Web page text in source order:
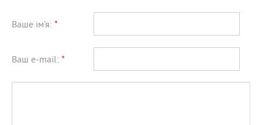
Ваше ім'я: *
Ваш e-mail: *